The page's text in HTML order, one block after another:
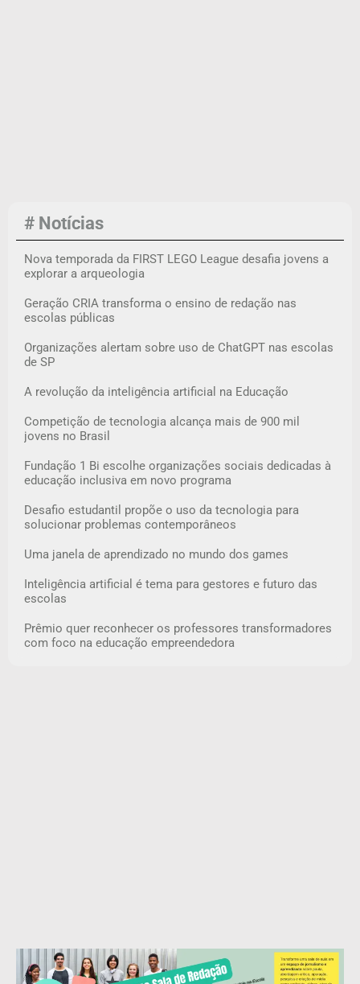
# Notícias
Nova temporada da FIRST LEGO League desafia jovens a
explorar a arqueologia
Geração CRIA transforma o ensino de redação nas
escolas públicas
Organizações alertam sobre uso de ChatGPT nas escolas
de SP
A revolução da inteligência artificial na Educação
Competição de tecnologia alcança mais de 900 mil
jovens no Brasil
Fundação 1 Bi escolhe organizações sociais dedicadas à
educação inclusiva em novo programa
Desafio estudantil propõe o uso da tecnologia para
solucionar problemas contemporâneos
Uma janela de aprendizado no mundo dos games
Inteligência artificial é tema para gestores e futuro das
escolas
Prêmio quer reconhecer os professores transformadores
com foco na educação empreendedora